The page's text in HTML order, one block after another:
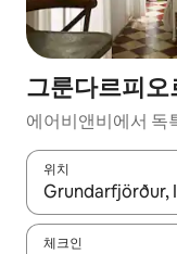
그룬다르피
에어비앤비에서 독
위치
결과가 나오면 위·
체크인